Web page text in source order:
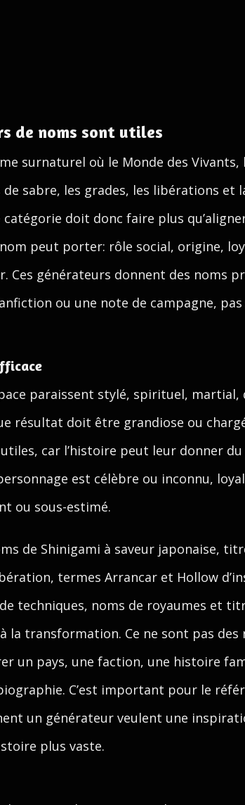
de noms sont utiles
surnaturel où le Monde des
de sabre, les grades, les libérations
catégorie doit donc faire plus
peut porter: rôle social, origine,
Ces générateurs donnent des noms
ou une note de campagne,
paraissent stylé, spirituel,
résultat doit être grandiose ou
car l’histoire peut leur donner
est célèbre ou inconnu,
ou sous-estimé.
de Shinigami à saveur japonaise,
termes Arrancar et Hollow
techniques, noms de royaumes et
la transformation. Ce ne sont pas des
un pays, une faction, une histoire
C’est important pour le
un générateur veulent une
plus vaste.